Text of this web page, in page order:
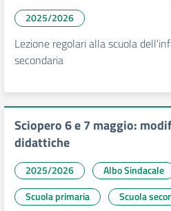
2025/2026
Lezione regolari alla scuola
secondaria
Sciopero 6 e 7 maggio:
didattiche
2025/2026 Albo Sindacale
Scuola primaria
Scuola